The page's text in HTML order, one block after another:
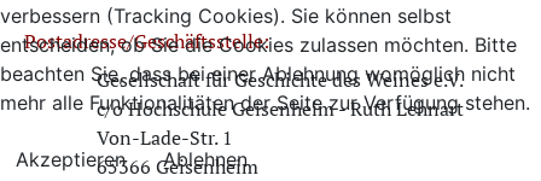
Postadresse/Geschäftsstelle:
Gesellschaft für Geschichte des Weines e.V.
c/o Hochschule Geisenheim - Ruth Lehnart
Von-Lade-Str. 1
65366 Geisenheim
verbessern (Tracking Cookies). Sie können selbst
entscheiden, ob Sie die Cookies zulassen möchten. Bitte
beachten Sie, dass bei einer Ablehnung womöglich nicht
mehr alle Funktionalitäten der Seite zur Verfügung stehen.
Akzeptieren Ablehnen